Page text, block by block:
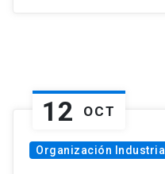
12 OCT
Organización Industrial